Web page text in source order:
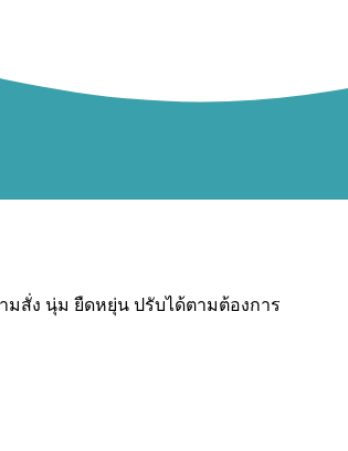
มสั่ง นุ่ม ยืดหยุ่น ปรับได้ตามต้องการ